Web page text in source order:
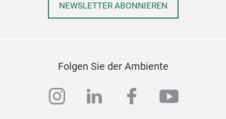
NEWSLETTER ABONNIEREN
Folgen Sie der Ambiente
instagram
linkedinfacebook